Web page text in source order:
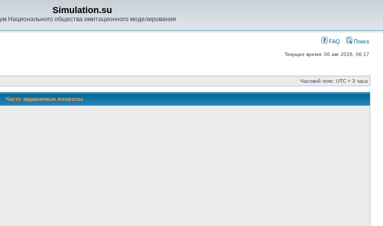
Simulation.su
Национального общества имитационного моделирования
FAQ Поиск
Текущее время: 06 авг 2026, 06:17
Часовой пояс: UTC + 3 часа
Часто задаваемые вопросы